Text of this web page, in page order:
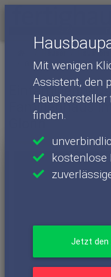
Mit wenigen
Assistent, den
Haushersteller
finden.
kostenlose
Jetzt den
Glonn
Familienhaus
Glonn